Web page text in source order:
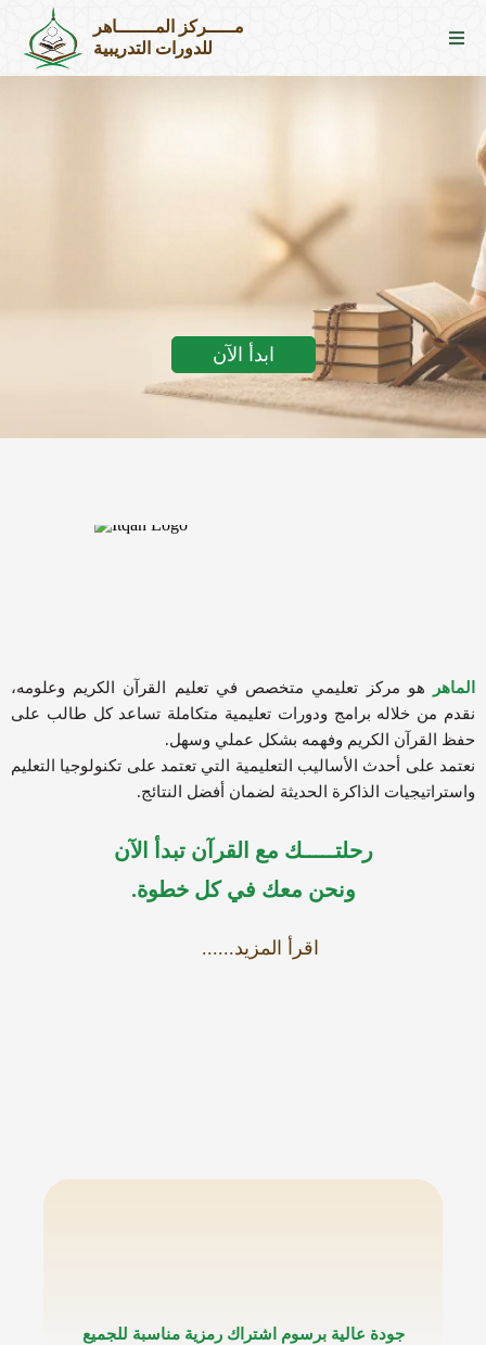
مـــــركز المـــــــاهر
للدورات التدريبية
ابدأ الآن
الماهر
هو مركز تعليمي متخصص في تعليم القرآن الكريم وعلومه،
نقدم من خلاله برامج ودورات تعليمية متكاملة تساعد كل طالب على
حفظ القرآن الكريم وفهمه بشكل عملي وسهل.
نعتمد على أحدث الأساليب التعليمية التي تعتمد على تكنولوجيا التعليم
واستراتيجيات الذاكرة الحديثة لضمان أفضل النتائج.
رحلتـــــك مع القرآن تبدأ الآن
ونحن معك في كل خطوة.
اقرأ المزيد......
جودة عالية برسوم اشتراك رمزية مناسبة للجميع